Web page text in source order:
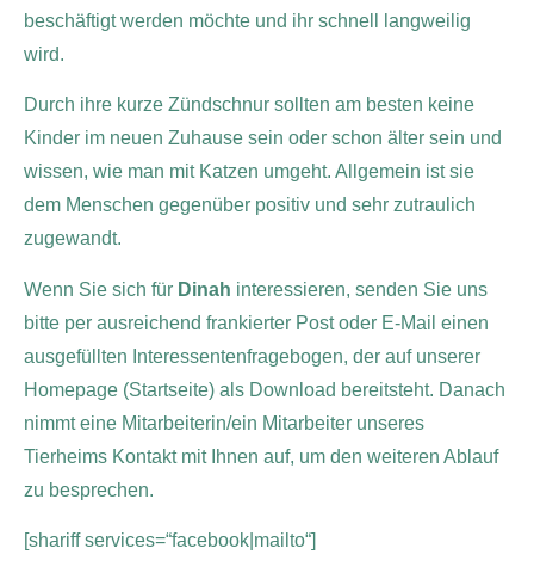
beschäftigt werden möchte und ihr schnell langweilig
wird.
Durch ihre kurze Zündschnur sollten am besten keine
Kinder im neuen Zuhause sein oder schon älter sein und
wissen, wie man mit Katzen umgeht. Allgemein ist sie
dem Menschen gegenüber positiv und sehr zutraulich
zugewandt.
Wenn Sie sich für Dinah interessieren, senden Sie uns
bitte per ausreichend frankierter Post oder E-Mail einen
ausgefüllten Interessentenfragebogen, der auf unserer
Homepage (Startseite) als Download bereitsteht. Danach
nimmt eine Mitarbeiterin/ein Mitarbeiter unseres
Tierheims Kontakt mit Ihnen auf, um den weiteren Ablauf
zu besprechen.
[shariff services=“facebook|mailto“]